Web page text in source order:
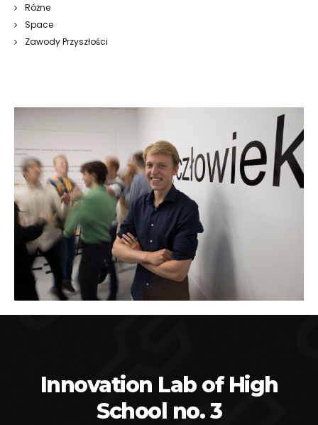
Różne
Space
Zawody Przyszłości
Innovation Lab of High
School no. 3